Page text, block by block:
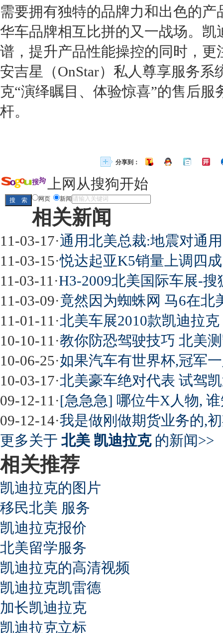
需要拥有独特的品牌力和出色的
华车品牌相互比拼的又一战场。 凯
谱，提升产品性能操控的同时，
安吉星（OnStar）私人尊享服务
克“演绎瞩目、体验惊喜”的售后服
杆。
分享到：
上网从搜狗开始
网页 新闻
相关新闻
11-03-17·通用北美总裁:地震对通
11-03-15·悦达起亚K5销量上调四
11-03-11 ·H3-2009北美国际车展-搜
11-03-09·竟然因为蜘蛛网 马6在北
11-01-11 ·北美车展2010款凯迪拉
10-10-11 ·教你防恐驾驶技巧 北美
10-06-25·如果汽车有世界杯,冠军
10-03-17·北美豪车绝对代表 试驾
09-12-11 ·[急急急] 哪位牛X人物,
09-12-14·我是做刚做期货业务的,
更多关于 北美 凯迪拉克的新闻>>
相关推荐
凯迪拉克的图片
移民北美 服务
凯迪拉克报价
北美留学服务
凯迪拉克的高清视频
凯迪拉克凯雷德
加长凯迪拉克
凯迪拉克立标